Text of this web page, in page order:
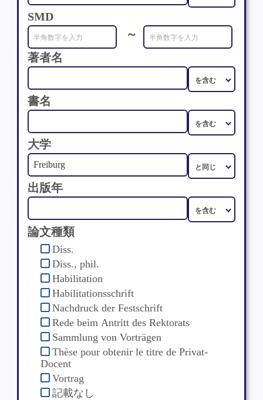
SMD
～
著者名
書名
大学
出版年
論文種類
Diss.
Diss., phil.
Habilitation
Habilitationsschrift
Nachdruck der Festschrift
Rede beim Antritt des Rektorats
Sammlung von Vorträgen
Thèse pour obtenir le titre de Privat-
Docent
Vortrag
記載なし